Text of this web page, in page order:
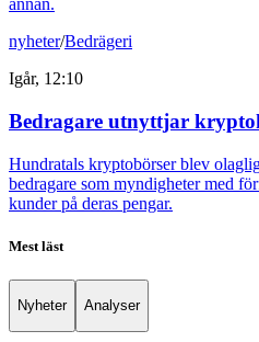
annan.
nyheter/Bedrägeri
Igår, 12:10
Bedragare utnyttjar
Hundratals kryptobörser blev
bedragare som myndigheter med
kunder på deras pengar.
Mest läst
Nyheter Analyser